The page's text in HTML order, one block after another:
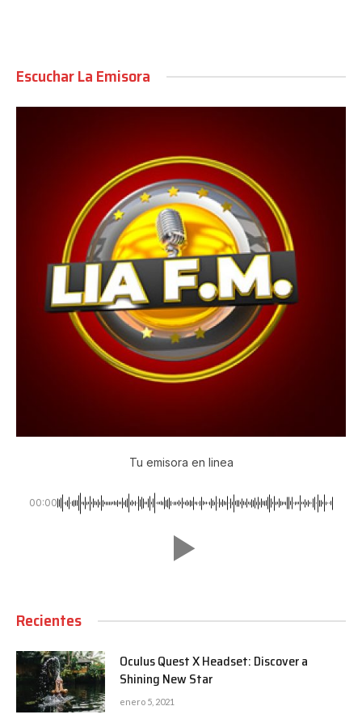
Escuchar La Emisora
Tu emisora en linea
00:00
Recientes
Oculus Quest X Headset: Discover a
Shining New Star
enero 5, 2021